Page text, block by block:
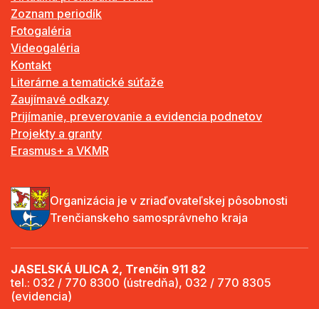
Zoznam periodík
Fotogaléria
Videogaléria
Kontakt
Literárne a tematické súťaže
Zaujímavé odkazy
Prijímanie, preverovanie a evidencia podnetov
Projekty a granty
Erasmus+ a VKMR
Organizácia je v zriaďovateľskej pôsobnosti
Trenčianskeho samosprávneho kraja
JASELSKÁ ULICA 2, Trenčín 911 82
tel.: 032 / 770 8300 (ústredňa), 032 / 770 8305
(evidencia)